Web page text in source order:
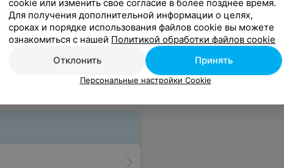
cookie или изменить свое согласие в более позднее время.
Для получения дополнительной информации о целях,
сроках и порядке использования файлов cookie вы можете
ознакомиться с нашей Политикой обработки файлов cookie
Отклонить
Принять
Персональные настройки Cookie